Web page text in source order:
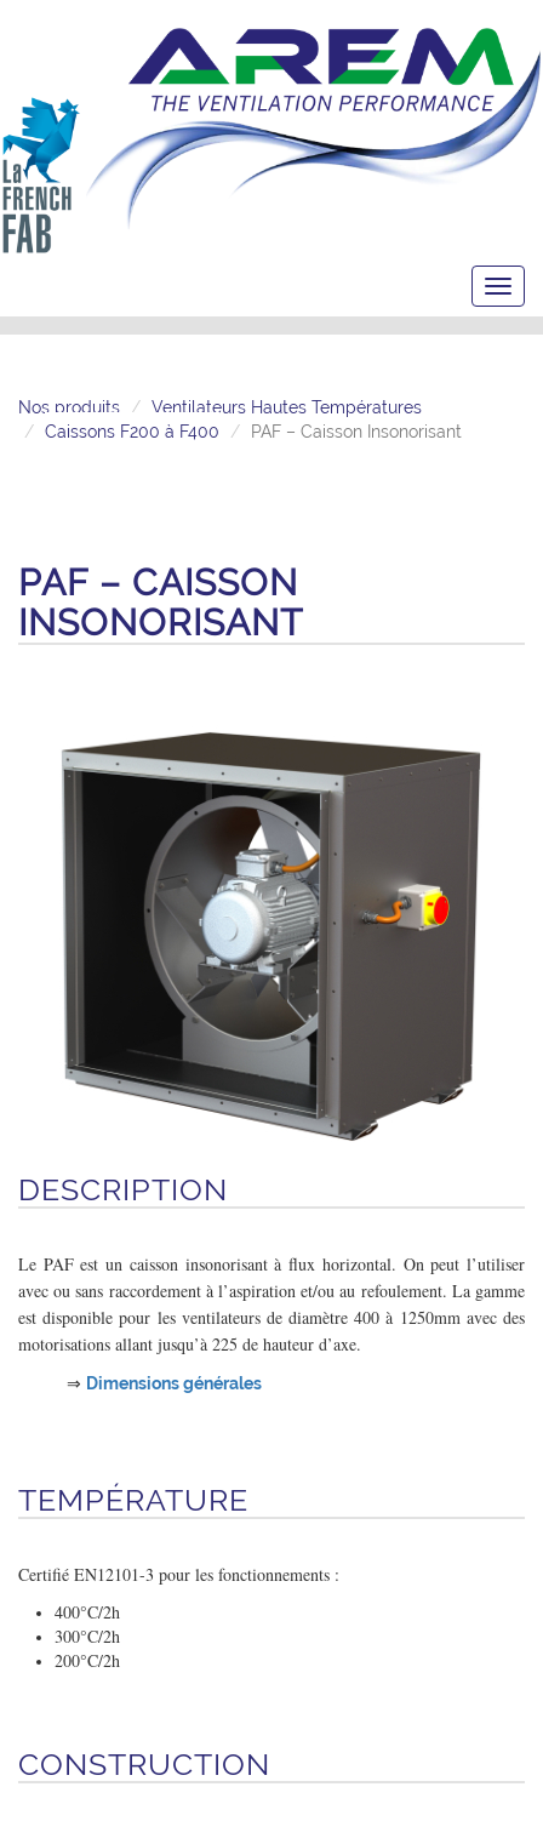
Nos produits
Ventilateurs Hautes Températures
Caissons F200 à F400
PAF – Caisson Insonorisant
PAF – CAISSON
INSONORISANT
DESCRIPTION
Le PAF est un caisson insonorisant à flux horizontal. On peut l’utiliser
avec ou sans raccordement à l’aspiration et/ou au refoulement. La gamme
est disponible pour les ventilateurs de diamètre 400 à 1250mm avec des
motorisations allant jusqu’à 225 de hauteur d’axe.
⇒ Dimensions générales
TEMPÉRATURE
Certifié EN12101-3 pour les fonctionnements :
400°C/2h
300°C/2h
200°C/2h
CONSTRUCTION